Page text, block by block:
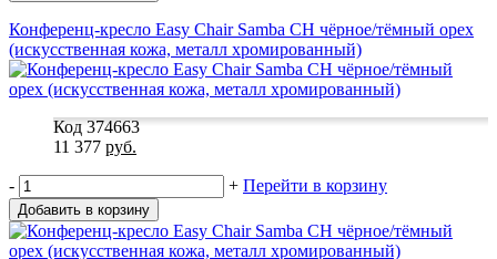
Конференц-кресло Easy Chair Samba CH чёрное/тёмный орех
(искусственная кожа, металл хромированный)
Код 374663
11 377 руб.
- + Перейти в корзину
Добавить в корзину